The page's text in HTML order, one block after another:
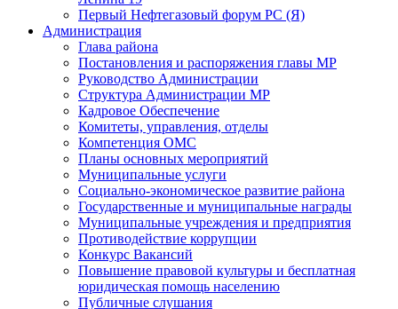
Первый Нефтегазовый форум РС (Я)
Администрация
Глава района
Постановления и распоряжения главы МР
Руководство Администрации
Структура Администрации МР
Кадровое Обеспечение
Комитеты, управления, отделы
Компетенция ОМС
Планы основных мероприятий
Муниципальные услуги
Социально-экономическое развитие района
Государственные и муниципальные награды
Муниципальные учреждения и предприятия
Противодействие коррупции
Конкурс Вакансий
Повышение правовой культуры и бесплатная
юридическая помощь населению
Публичные слушания